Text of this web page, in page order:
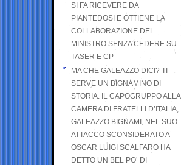
SI FA RICEVERE DA
PIANTEDOSI E OTTIENE LA
COLLABORAZIONE DEL
MINISTRO SENZA CEDERE SU
TASER E CP
MA CHE GALEAZZO DICI? TI
SERVE UN BIGNAMINO DI
STORIA. IL CAPOGRUPPO ALLA
CAMERA DI FRATELLI D’ITALIA,
GALEAZZO BIGNAMI, NEL SUO
ATTACCO SCONSIDERATO A
OSCAR LUIGI SCALFARO HA
DETTO UN BEL PO’ DI